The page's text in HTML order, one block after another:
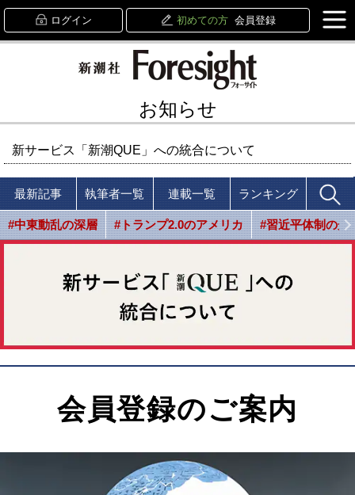
ログイン 初めての方 会員登録
お知らせ
新サービス「新潮QUE」への統合について
最新記事 執筆者一覧 連載一覧 ランキング
#中東動乱の深層 #トランプ2.0のアメリカ #習近平体制の光
会員登録のご案内